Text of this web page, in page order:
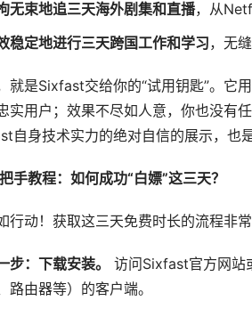
无束地追三天海外剧集和直播，从
稳定地进行三天跨国工作和学习，无
就是Sixfast交给你的“试用钥匙”。它
实用户；效果不尽如人意，你也没有
自身技术实力的绝对自信的展示，也
手教程：如何成功“白嫖”这三天？
行动！获取这三天免费时长的流程非
步：下载安装。
访问Sixfast官方网站
路由器等）的客户端。